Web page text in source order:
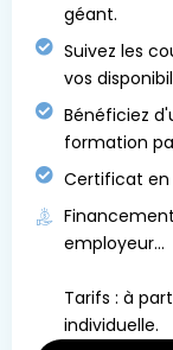
géant.
Suivez les
vos
Bénéficiez
formation
Certificat
employeur...
Tarifs : à
individuelle.